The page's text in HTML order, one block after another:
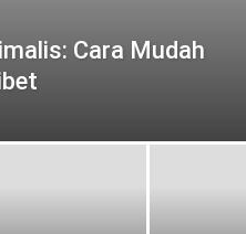
Cara Mudah